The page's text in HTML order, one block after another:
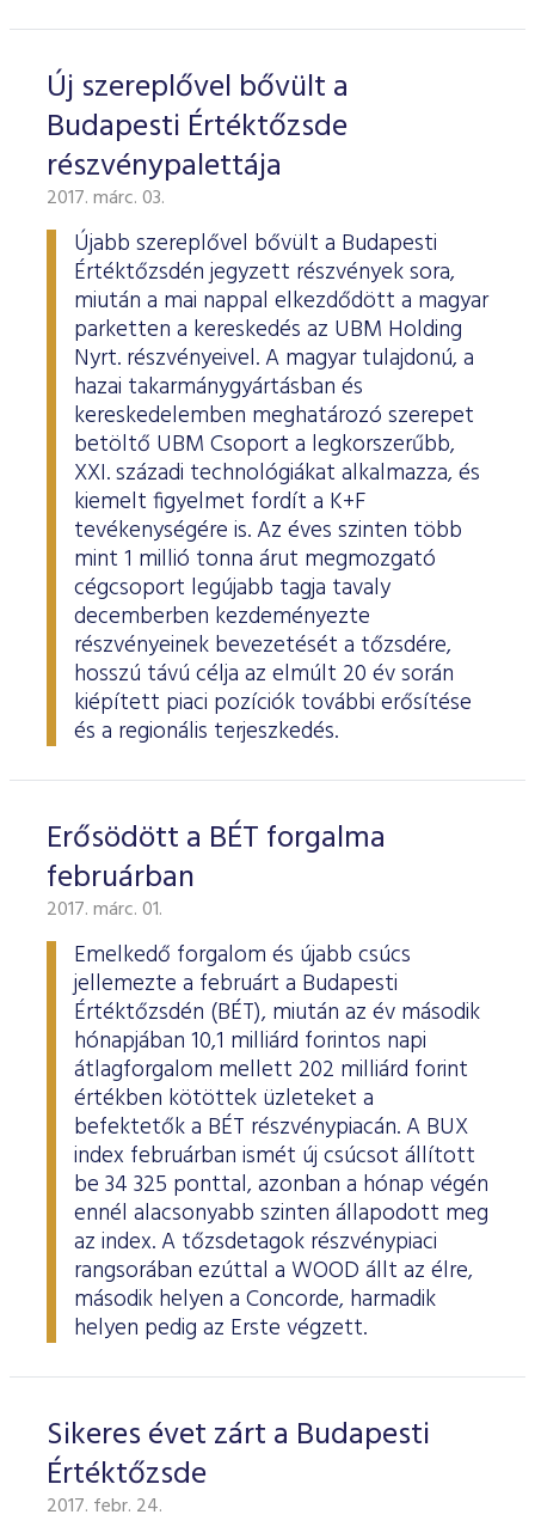
Új szereplővel bővült a
Budapesti Értéktőzsde
részvénypalettája
2017. márc. 03.
Újabb szereplővel bővült a Budapesti
Értéktőzsdén jegyzett részvények sora,
miután a mai nappal elkezdődött a magyar
parketten a kereskedés az UBM Holding
Nyrt. részvényeivel. A magyar tulajdonú, a
hazai takarmánygyártásban és
kereskedelemben meghatározó szerepet
betöltő UBM Csoport a legkorszerűbb,
XXI. századi technológiákat alkalmazza, és
kiemelt figyelmet fordít a K+F
tevékenységére is. Az éves szinten több
mint 1 millió tonna árut megmozgató
cégcsoport legújabb tagja tavaly
decemberben kezdeményezte
részvényeinek bevezetését a tőzsdére,
hosszú távú célja az elmúlt 20 év során
kiépített piaci pozíciók további erősítése
és a regionális terjeszkedés.
Erősödött a BÉT forgalma
februárban
2017. márc. 01.
Emelkedő forgalom és újabb csúcs
jellemezte a februárt a Budapesti
Értéktőzsdén (BÉT), miután az év második
hónapjában 10,1 milliárd forintos napi
átlagforgalom mellett 202 milliárd forint
értékben kötöttek üzleteket a
befektetők a BÉT részvénypiacán. A BUX
index februárban ismét új csúcsot állított
be 34 325 ponttal, azonban a hónap végén
ennél alacsonyabb szinten állapodott meg
az index. A tőzsdetagok részvénypiaci
rangsorában ezúttal a WOOD állt az élre,
második helyen a Concorde, harmadik
helyen pedig az Erste végzett.
Sikeres évet zárt a Budapesti
Értéktőzsde
2017. febr. 24.